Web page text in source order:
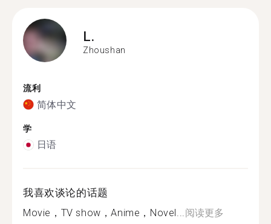
L.
Zhoushan
流利
简体中文
学
日语
我喜欢谈论的话题
Movie，TV show，Anime，Novel...阅读更多